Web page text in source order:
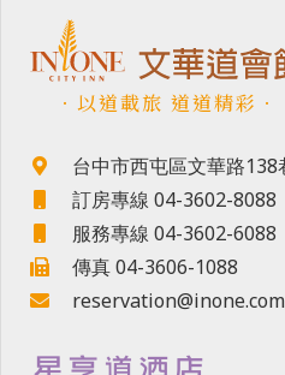
．以道載旅 道道精彩．
台中市西屯區文華路138
訂房專線 04-3602-8088
服務專線 04-3602-6088
傳真 04-3606-1088